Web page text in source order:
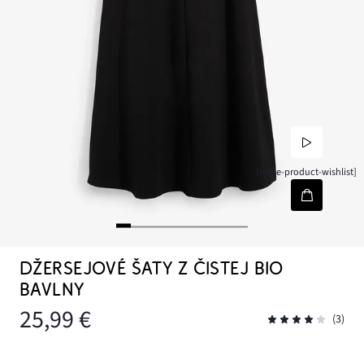
[node-product-wishlist]
DŽERSEJOVÉ ŠATY Z ČISTEJ BIO
BAVLNY
25,99 € (3)